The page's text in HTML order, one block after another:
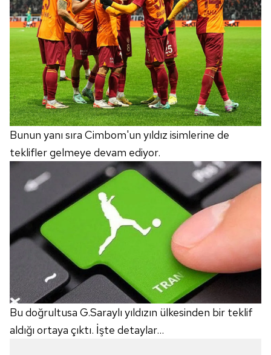
Bunun yanı sıra Cimbom'un yıldız isimlerine de
teklifler gelmeye devam ediyor.
Bu doğrultusa G.Saraylı yıldızın ülkesinden bir teklif
aldığı ortaya çıktı. İşte detaylar...